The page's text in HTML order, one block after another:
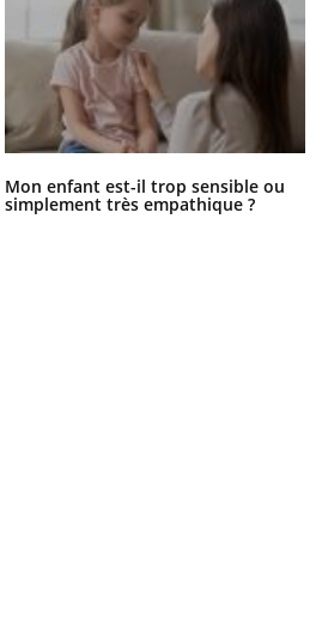
Mon enfant est-il trop sensible ou
simplement très empathique ?